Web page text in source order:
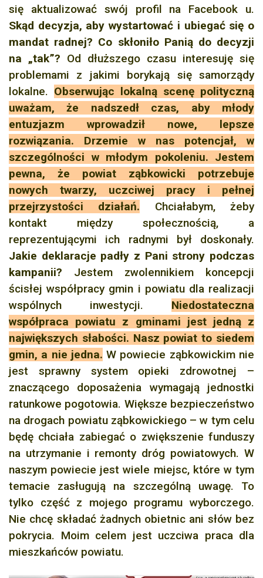
się aktualizować swój profil na Facebook u.
Skąd decyzja, aby wystartować i ubiegać się o
mandat radnej? Co skłoniło Panią do decyzji
na „tak”? Od dłuższego czasu interesuję się
problemami z jakimi borykają się samorządy
lokalne. Obserwując lokalną scenę polityczną
uważam, że nadszedł czas, aby młody
entuzjazm wprowadził nowe, lepsze
rozwiązania. Drzemie w nas potencjał, w
szczególności w młodym pokoleniu. Jestem
pewna, że powiat ząbkowicki potrzebuje
nowych twarzy, uczciwej pracy i pełnej
przejrzystości działań. Chciałabym, żeby
kontakt między społecznością, a
reprezentującymi ich radnymi był doskonały.
Jakie deklaracje padły z Pani strony podczas
kampanii? Jestem zwolennikiem koncepcji
ścisłej współpracy gmin i powiatu dla realizacji
wspólnych inwestycji. Niedostateczna
współpraca powiatu z gminami jest jedną z
największych słabości. Nasz powiat to siedem
gmin, a nie jedna. W powiecie ząbkowickim nie
jest sprawny system opieki zdrowotnej –
znaczącego doposażenia wymagają jednostki
ratunkowe pogotowia. Większe bezpieczeństwo
na drogach powiatu ząbkowickiego – w tym celu
będę chciała zabiegać o zwiększenie funduszy
na utrzymanie i remonty dróg powiatowych. W
naszym powiecie jest wiele miejsc, które w tym
temacie zasługują na szczególną uwagę. To
tylko część z mojego programu wyborczego.
Nie chcę składać żadnych obietnic ani słów bez
pokrycia. Moim celem jest uczciwa praca dla
mieszkańców powiatu.